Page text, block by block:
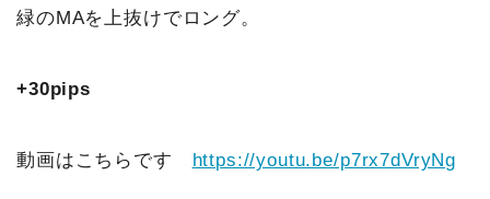
緑のMAを上抜けでロング。
+30pips
動画はこちらです https://youtu.be/p7rx7dVryNg